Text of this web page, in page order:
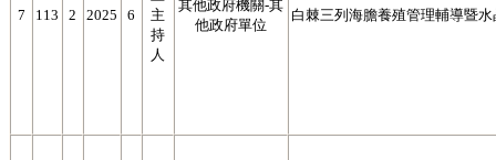
7 113 2 2025 6
主
持
人
其他政府機關-其
他政府單位
白棘三列海膽養殖管理輔導暨